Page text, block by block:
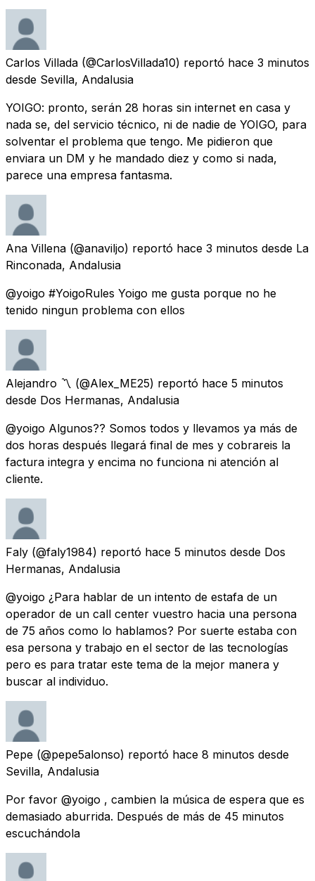
Carlos Villada (@CarlosVillada10) reportó hace 3 minutos
desde Sevilla, Andalusia
YOIGO: pronto, serán 28 horas sin internet en casa y
nada se, del servicio técnico, ni de nadie de YOIGO, para
solventar el problema que tengo. Me pidieron que
enviara un DM y he mandado diez y como si nada,
parece una empresa fantasma.
Ana Villena (@anaviljo) reportó hace 3 minutos desde La
Rinconada, Andalusia
@yoigo #YoigoRules Yoigo me gusta porque no he
tenido ningun problema con ellos
Alejandro 〽️ (@Alex_ME25) reportó hace 5 minutos
desde Dos Hermanas, Andalusia
@yoigo Algunos?? Somos todos y llevamos ya más de
dos horas después llegará final de mes y cobrareis la
factura integra y encima no funciona ni atención al
cliente.
Faly (@faly1984) reportó hace 5 minutos desde Dos
Hermanas, Andalusia
@yoigo ¿Para hablar de un intento de estafa de un
operador de un call center vuestro hacia una persona
de 75 años como lo hablamos? Por suerte estaba con
esa persona y trabajo en el sector de las tecnologías
pero es para tratar este tema de la mejor manera y
buscar al individuo.
Pepe (@pepe5alonso) reportó hace 8 minutos desde
Sevilla, Andalusia
Por favor @yoigo , cambien la música de espera que es
demasiado aburrida. Después de más de 45 minutos
escuchándola